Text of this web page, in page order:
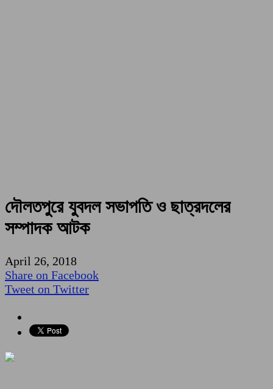
দৌলতপুরে যুবদল সভাপতি ও ছাত্রদলের
সম্পাদক আটক
April 26, 2018
Share on Facebook
Tweet on Twitter